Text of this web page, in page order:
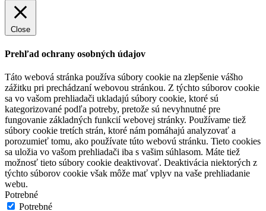
Close
Prehľad ochrany osobných údajov
Táto webová stránka používa súbory cookie na zlepšenie vášho
zážitku pri prechádzaní webovou stránkou. Z týchto súborov cookie
sa vo vašom prehliadači ukladajú súbory cookie, ktoré sú
kategorizované podľa potreby, pretože sú nevyhnutné pre
fungovanie základných funkcií webovej stránky. Používame tiež
súbory cookie tretích strán, ktoré nám pomáhajú analyzovať a
porozumieť tomu, ako používate túto webovú stránku. Tieto cookies
sa uložia vo vašom prehliadači iba s vašim súhlasom. Máte tiež
možnosť tieto súbory cookie deaktivovať. Deaktivácia niektorých z
týchto súborov cookie však môže mať vplyv na vaše prehliadanie
webu.
Potrebné
Potrebné